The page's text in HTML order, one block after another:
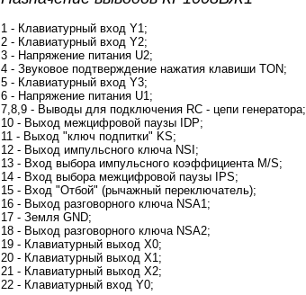
1 - Клавиатурный вход Y1;
2 - Клавиатурный вход Y2;
3 - Напряжение питания U2;
4 - Звуковое подтверждение нажатия клавиши TON;
5 - Клавиатурный вход Y3;
6 - Напряжение питания U1;
7,8,9 - Выводы для подключения RC - цепи генератора;
10 - Выход межцифровой паузы IDP;
11 - Выход "ключ подпитки" KS;
12 - Выход импульсного ключа NSI;
13 - Вход выбора импульсного коэффициента M/S;
14 - Вход выбора межцифровой паузы IPS;
15 - Вход "Отбой" (рычажный переключатель);
16 - Выход разговорного ключа NSA1;
17 - Земля GND;
18 - Выход разговорного ключа NSA2;
19 - Клавиатурный выход X0;
20 - Клавиатурный выход X1;
21 - Клавиатурный выход X2;
22 - Клавиатурный вход Y0;